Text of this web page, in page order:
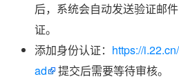
后，系统会自动发送验证邮
证。
添加身份认证： https://
ad
提交后需要等待审核。